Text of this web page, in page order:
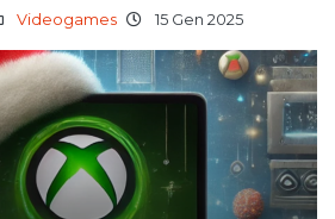
Videogames 15 Gen 2025